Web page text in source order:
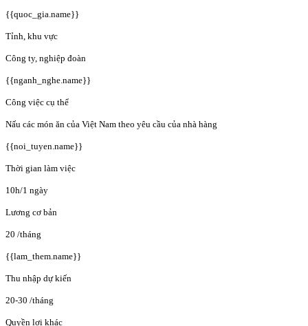
{{quoc_gia.name}}
Tỉnh, khu vực
Công ty, nghiệp đoàn
{{nganh_nghe.name}}
Công việc cụ thể
Nấu các món ăn của Việt Nam theo yêu cầu của nhà hàng
{{noi_tuyen.name}}
Thời gian làm việc
10h/1 ngày
Lương cơ bản
20 /tháng
{{lam_them.name}}
Thu nhập dự kiến
20-30 /tháng
Quyền lợi khác